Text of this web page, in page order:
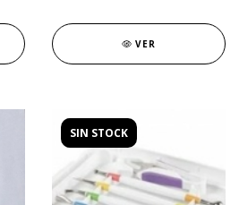
VER
SIN STOCK